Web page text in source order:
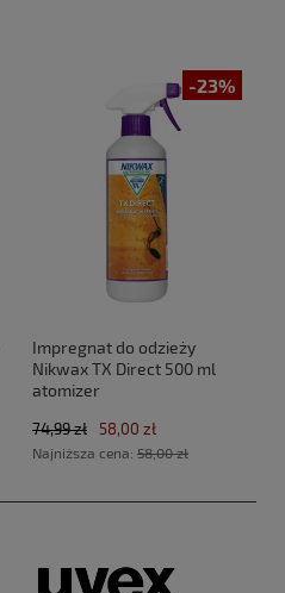
-23%
Impregnat do odzieży
Nikwax TX Direct 500 ml
atomizer
74,99 zł 58,00 zł
Najniższa cena: 58,00 zł